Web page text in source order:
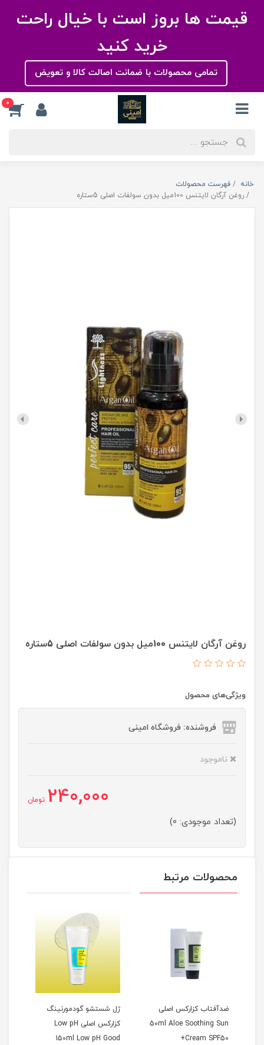
قیمت ها بروز است با خیال راحت
خرید کنید
تمامی محصولات با ضمانت اصالت کالا و تعویض
0
خانه
فهرست محصولات
روغن آرگان لایتنس 100میل بدون سولفات اصلی 5ستاره
روغن آرگان لایتنس 100میل بدون سولفات اصلی 5ستاره
ویژگی‌های محصول
فروشنده: فروشگاه امینی
ناموجود
240,000 تومان
(تعداد موجودی: 0)
محصولات مرتبط
ضدآفتاب کزارکس اصلی
50ml Aloe Soothing Sun
Cream SPF50+
ژل شستشو گودمورنینگ
کزارکس اصلی Low pH
150ml Low pH Good